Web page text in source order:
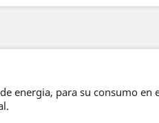
energia, para su consumo en